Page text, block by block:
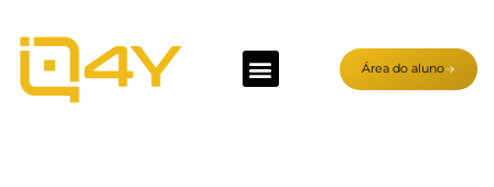
Área do aluno